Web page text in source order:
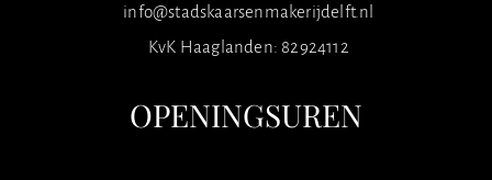
info@stadskaarsenmakerijdelft.nl
KvK Haaglanden: 82924112
OPENINGSUREN